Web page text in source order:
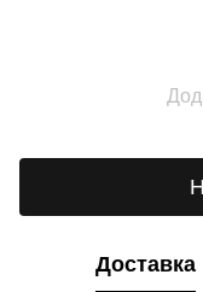
Доставка